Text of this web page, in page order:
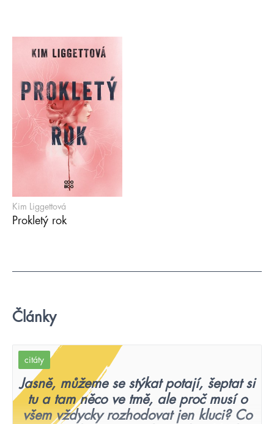
Kim Liggettová
Prokletý rok
Články
citáty
Jasně, můžeme se stýkat potají, šeptat si
tu a tam něco ve tmě, ale proč musí o
všem vždycky rozhodovat jen kluci? Co